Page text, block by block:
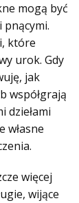
mogą być
które
urok. Gdy
jak
współgrają
dziełami
własne
więcej
wijące